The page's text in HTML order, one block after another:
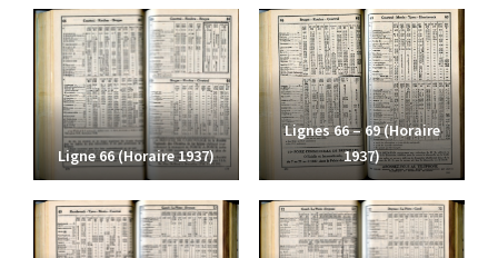
Ligne 66 (Horaire 1937)
Lignes 66 – 69 (Horaire
1937)